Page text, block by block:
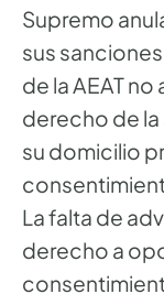
Supremo
sus
de la AEAT
derecho de la
su domicilio
La falta de
derecho a